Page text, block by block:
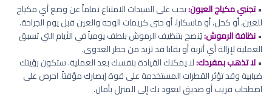
•تجنبي مكياج العيون:يجب على السيدات الامتناع تماماً عن وضع أي مكياج
للعين، أو كحل، أو ماسكارا، أو حتى كريمات الوجه والعين قبل يوم الجراحة.
•نظافة الرموش:يُنصح بتنظيف الرموش بلطف يومياً في الأيام التي تسبق
العملية لإزالة أي أتربة أو بقايا قد تزيد من خطر العدوى.
•لا تذهب بمفردك:لا يمكنك القيادة بنفسك بعد العملية. ستكون رؤيتك
ضبابية وقد تؤثر القطرات المستخدمة على قوة إبصارك مؤقتاً. احرص على
اصطحاب قريب أو صديق ليعود بك إلى المنزل بأمان.